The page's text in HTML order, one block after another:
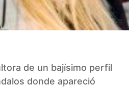
de un bajísimo perfil
donde apareció